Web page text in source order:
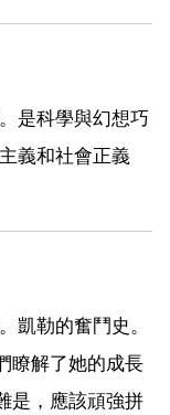
是科學與幻想巧
義和社會正義
凱勒的奮鬥史。
瞭解了她的成長
是，應該頑強拼